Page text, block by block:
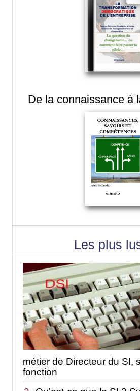
De la connaissance à
Les plus
métier de Directeur du SI,
fonction